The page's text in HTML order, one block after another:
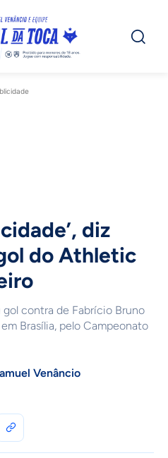
diz
do Athletic
contra de Fabrício Bruno
Brasília, pelo Campeonato
Venâncio